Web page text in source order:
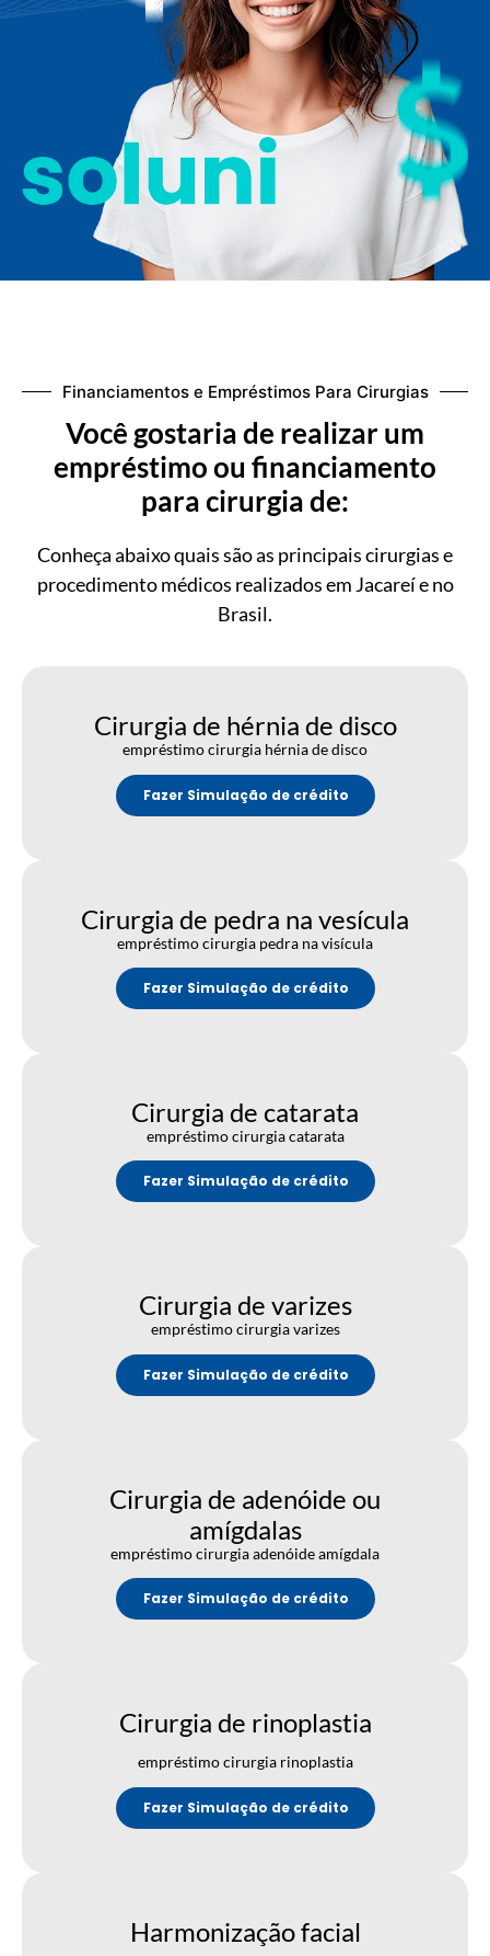
Financiamentos e Empréstimos Para Cirurgias
Você gostaria de realizar um
empréstimo ou financiamento
para cirurgia de:
Conheça abaixo quais são as principais cirurgias e
procedimento médicos realizados em Jacareí e no
Brasil.
Cirurgia de hérnia de disco
empréstimo cirurgia hérnia de disco
Fazer Simulação de crédito
Cirurgia de pedra na vesícula
empréstimo cirurgia pedra na visícula
Fazer Simulação de crédito
Cirurgia de catarata
empréstimo cirurgia catarata
Fazer Simulação de crédito
Cirurgia de varizes
empréstimo cirurgia varizes
Fazer Simulação de crédito
Cirurgia de adenóide ou
amígdalas
empréstimo cirurgia adenóide amígdala
Fazer Simulação de crédito
Cirurgia de rinoplastia
empréstimo cirurgia rinoplastia
Fazer Simulação de crédito
Harmonização facial